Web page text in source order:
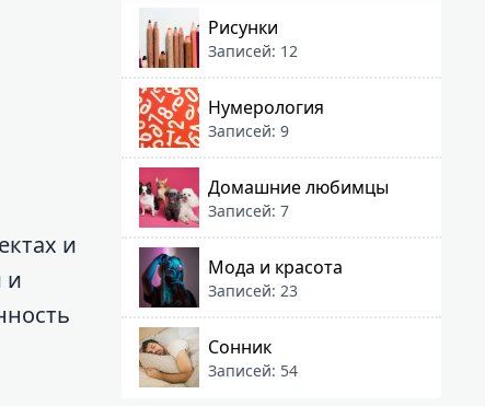
и
и
Рисунки
Записей: 12
Нумерология
Записей: 9
Домашние любимцы
Записей: 7
Мода и красота
Записей: 23
Сонник
Записей: 54